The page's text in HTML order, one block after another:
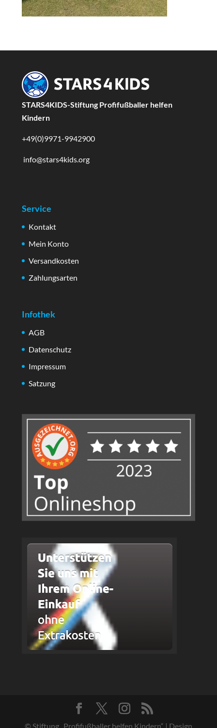
STARS4KIDS-Stiftung Profifußballer helfen
Kindern
+49(0)9971-9942900
info@stars4kids.org
Service
Kontakt
Mein Konto
Versandkosten
Zahlungsarten
Infothek
AGB
Datenschutz
Impressum
Satzung
© Stiftung „Profifußballer helfen Kindern“ | Design